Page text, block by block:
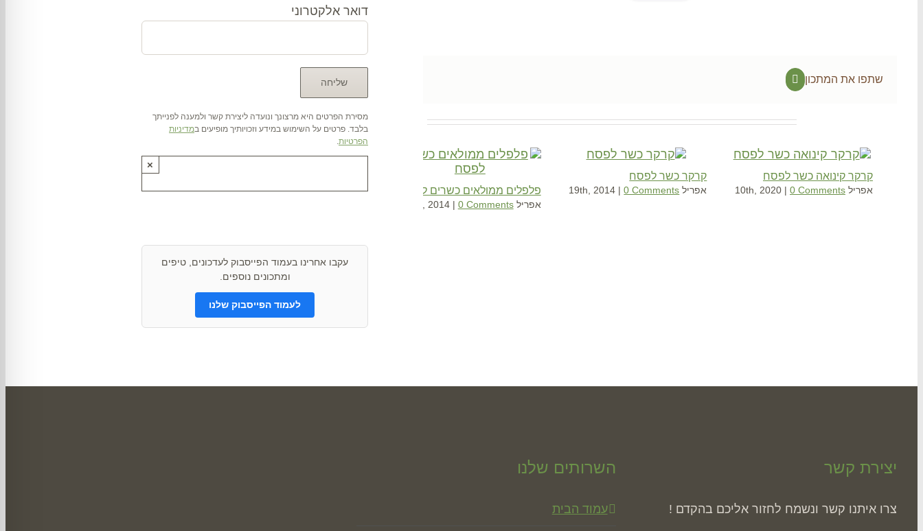
שתפו את המתכון Facebook
קרקר קינואה כשר לפסח
אפריל 10th, 2020 | 0 Comments
קרקר כשר לפסח
אפריל 19th, 2014 | 0 Comments פלפלים ממולאים כשרים לפסח
אפריל 9th, 2014 | 0 Comments
דואר אלקטרוני
מסירת הפרטים היא מרצונך ונועדה ליצירת קשר ולמענה לפנייתך
בלבד. פרטים על השימוש במידע וזכויותיך מופיעים במדיניות
הפרטיות.
×
עקבו אחרינו בעמוד הפייסבוק לעדכונים, טיפים
ומתכונים נוספים.
לעמוד הפייסבוק שלנו
יצירת קשר
צרו איתנו קשר ונשמח לחזור אליכם בהקדם !
השרותים שלנו
עמוד הבית